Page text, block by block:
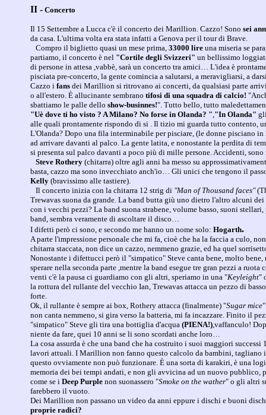
II - Concerto
Il 15 Settembre a Lucca c'è il concerto dei Marillion. Cazzo! Sono sei
da casa. L'ultima volta era stata infatti a Genova per il tour di Brave.
Compro il biglietto quasi un mese prima, 33000 lire una miseria se
partiamo, il concerto è nel "Cortile degli Svizzeri" un bellissimo
di persone in attesa ,vabbè, sarà un concerto tra amici… L'idea è
pisciata pre-concerto, la gente comincia a salutarsi, a meravigliarsi, a
Cazzo i fans dei Marillion si ritrovano ai concerti, da qualsiasi parte
o all'estero. È allucinante sembrano tifosi di una squadra di calcio!
sbattiamo le palle dello show-businnes!". Tutto bello, tutto
"Uè dove ti ho visto ? A Milano? No forse in Olanda? ","In Olanda"
alle quali prontamente rispondo di si . Il tizio mi guarda tutto contento,
L'Olanda? Dopo una fila interminabile per pisciare, (le donne pisciano
ad arrivare davanti al palco. La gente latita, e nonostante la perdita di
si presenta sul palco davanti a poco più di mille persone. Accidenti,
Steve Rothery (chitarra) oltre agli anni ha messo su
basta, cazzo ma sono invecchiato anch'io… Gli unici che tengono il
Kelly (bravissimo alle tastiere).
Il concerto inizia con la chitarra 12 strig di "Man of Thousand faces"
Trewavas suona da grande. La band butta giù uno dietro l'altro alcuni
con i vecchi pezzi? La band suona strabene, volume basso, suoni
band, sembra veramente di ascoltare il disco…
I difetti però ci sono, e secondo me hanno un nome solo: Hogarth.
A parte l'impressione personale che mi fa, cioè che ha la faccia a culo,
chitarra staccata, non dice un cazzo, nemmeno grazie, ed ha quel
Nonostante i difettucci però il "simpatico" Steve canta bene, molto
sperare nella seconda parte ,mentre la band esegue tre gran pezzi a ruota
venti c'è la pausa ci guardiamo con gli altri, speriamo in una "Keyleight"
la rottura del rullante del vecchio Ian, Trewavas attacca un pezzo di
forte.
Ok, il rullante è sempre ai box, Rothery attacca (finalmente) "Sugar mice
non canta nemmeno, si gira verso la batteria, mi fa incazzare. Finito il
"simpatico" Steve gli tira una bottiglia d'acqua (PIENA!),vaffanculo!
niente da fare, quei 10 anni se li sono scordati anche loro…
La cosa assurda è che una band che ha costruito i suoi maggiori
lavori attuali. I Marillion non fanno questo calcolo da bambini, tagliano
questo ovviamente non può funzionare. È una sorta di karakiri, è una
memoria dei bei tempi andati, e non gli avvicina ad un nuovo pubblico,
come se i Deep Purple non suonassero "Smoke on the wather" o gli altri
farebbero il vuoto.
Dei Marillion non passano un video da anni eppure i dischi e buoni
proprie radici?